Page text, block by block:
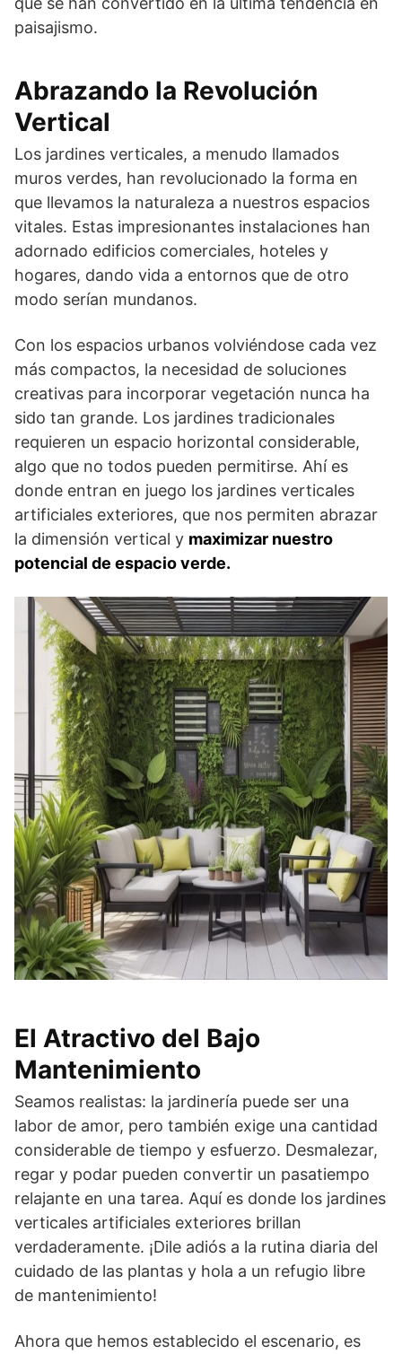
paisajismo.
Abrazando la Revolución
Vertical
Los jardines verticales, a menudo llamados
muros verdes, han revolucionado la forma en
que llevamos la naturaleza a nuestros espacios
vitales. Estas impresionantes instalaciones han
adornado edificios comerciales, hoteles y
hogares, dando vida a entornos que de otro
modo serían mundanos.
Con los espacios urbanos volviéndose cada vez
más compactos, la necesidad de soluciones
creativas para incorporar vegetación nunca ha
sido tan grande. Los jardines tradicionales
requieren un espacio horizontal considerable,
algo que no todos pueden permitirse. Ahí es
donde entran en juego los jardines verticales
artificiales exteriores, que nos permiten abrazar
la dimensión vertical y maximizar nuestro
potencial de espacio verde.
El Atractivo del Bajo
Mantenimiento
Seamos realistas: la jardinería puede ser una
labor de amor, pero también exige una cantidad
considerable de tiempo y esfuerzo. Desmalezar,
regar y podar pueden convertir un pasatiempo
relajante en una tarea. Aquí es donde los jardines
verticales artificiales exteriores brillan
verdaderamente. ¡Dile adiós a la rutina diaria del
cuidado de las plantas y hola a un refugio libre
de mantenimiento!
Ahora que hemos establecido el escenario, es